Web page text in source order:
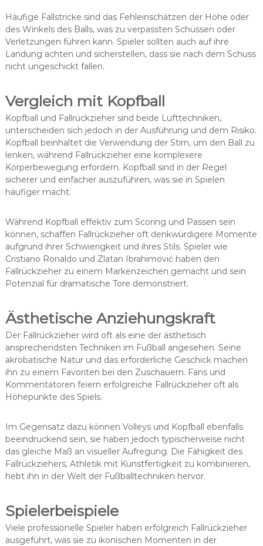
Häufige Fallstricke sind das Fehleinschätzen der Höhe oder
des Winkels des Balls, was zu verpassten Schüssen oder
Verletzungen führen kann. Spieler sollten auch auf ihre
Landung achten und sicherstellen, dass sie nach dem Schuss
nicht ungeschickt fallen.
Vergleich mit Kopfball
Kopfball und Fallrückzieher sind beide Lufttechniken,
unterscheiden sich jedoch in der Ausführung und dem Risiko.
Kopfball beinhaltet die Verwendung der Stirn, um den Ball zu
lenken, während Fallrückzieher eine komplexere
Körperbewegung erfordern. Kopfball sind in der Regel
sicherer und einfacher auszuführen, was sie in Spielen
häufiger macht.
Während Kopfball effektiv zum Scoring und Passen sein
können, schaffen Fallrückzieher oft denkwürdigere Momente
aufgrund ihrer Schwierigkeit und ihres Stils. Spieler wie
Cristiano Ronaldo und Zlatan Ibrahimović haben den
Fallrückzieher zu einem Markenzeichen gemacht und sein
Potenzial für dramatische Tore demonstriert.
Ästhetische Anziehungskraft
Der Fallrückzieher wird oft als eine der ästhetisch
ansprechendsten Techniken im Fußball angesehen. Seine
akrobatische Natur und das erforderliche Geschick machen
ihn zu einem Favoriten bei den Zuschauern. Fans und
Kommentatoren feiern erfolgreiche Fallrückzieher oft als
Höhepunkte des Spiels.
Im Gegensatz dazu können Volleys und Kopfball ebenfalls
beeindruckend sein, sie haben jedoch typischerweise nicht
das gleiche Maß an visueller Aufregung. Die Fähigkeit des
Fallrückziehers, Athletik mit Kunstfertigkeit zu kombinieren,
hebt ihn in der Welt der Fußballtechniken hervor.
Spielerbeispiele
Viele professionelle Spieler haben erfolgreich Fallrückzieher
ausgeführt, was sie zu ikonischen Momenten in der